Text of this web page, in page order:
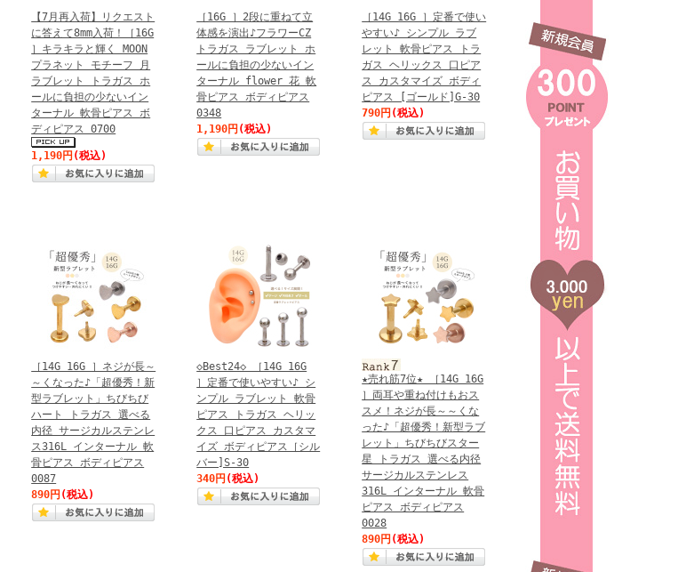
【7月再入荷】リクエスト
に答えて8mm入荷！［16G
］キラキラと輝く MOON
プラネット モチーフ 月
ラブレット トラガス ホ
ールに負担の少ないイン
ターナル 軟骨ピアス ボ
ディピアス 0700
1,190円 (税込)
［16G ］2段に重ねて立
体感を演出♪フラワーCZ
トラガス ラブレット ホ
ールに負担の少ないイン
ターナル flower 花 軟
骨ピアス ボディピアス
0348
1,190円 (税込)
［14G 16G ］定番で使い
やすい♪ シンプル ラブ
レット 軟骨ピアス トラ
ガス ヘリックス 口ピア
ス カスタマイズ ボディ
ピアス [ゴールド]G-30
790円 (税込)
［14G 16G ］ネジが長～
～くなった♪「超優秀！新
型ラブレット」ちびちび
ハート トラガス 選べる
内径 サージカルステンレ
ス316L インターナル 軟
骨ピアス ボディピアス
0087
890円 (税込)
◇Best24◇ ［14G 16G
］定番で使いやすい♪ シ
ンプル ラブレット 軟骨
ピアス トラガス ヘリッ
クス 口ピアス カスタマ
イズ ボディピアス［シル
バー]S-30
340円 (税込)
★売れ筋7位★ ［14G 16G
］両耳や重ね付けもおス
スメ！ネジが長～～くな
った♪「超優秀！新型ラブ
レット」ちびちびスター
星 トラガス 選べる内径
サージカルステンレス
316L インターナル 軟骨
ピアス ボディピアス
0028
890円 (税込)